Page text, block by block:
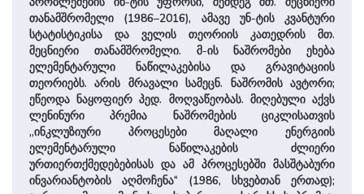
თანამშრომელი (1986–2016), ამავე უნ-ტის კვანტური
სტატისტიკისა და ველის თეორიის კათედრის მთ.
მეცნიერი თანამშრომელი. მ-ის ნაშრომები ეხება
ელემენტარული ნაწილაკებისა და გრავიტაციის
თეორიებს. არის მრავალი სამეცნ. ნაშრომის ავტორი;
ეწეოდა ნაყოფიერ პედ. მოღვაწეობას. მიღებული აქვს
ლენინური პრემია ნაშრომების ციკლისათვის
,,ინკლუზიური პროცესები მაღალი ენერგიის
ელემენტარული ნაწილაკების ძლიერი
ურთიერთქმედებებისას და ამ პროცესებში მასშტაბური
ინვარიანტობის აღმოჩენა“ (1986, სხვებთან ერთად);